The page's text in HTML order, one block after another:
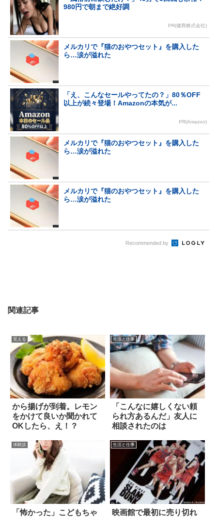
980円で朝まで絶好調
PR(健商株式会社)
メルカリで『猫のおやつセット』を購入した
ら…涙が溢れた
「え、こんなセールやってたの？」80％OFF
以上が続々登場！Amazonの本気が...
PR(Amazon)
メルカリで『猫のおやつセット』を購入した
ら…涙が溢れた
メルカリで『猫のおやつセット』を購入した
ら…涙が溢れた
Recommended by
関連記事
笑える
から揚げが到着。レモン
をかけて良いか聞かれて
OKしたら、え！？
生活と仕事
「こんなに嬉しくない頼
られ方あるんだ」友人に
相談されたのは
体験談
「怖かった」こどもちゃ
生活と仕事
映画館で最初に売り切れ